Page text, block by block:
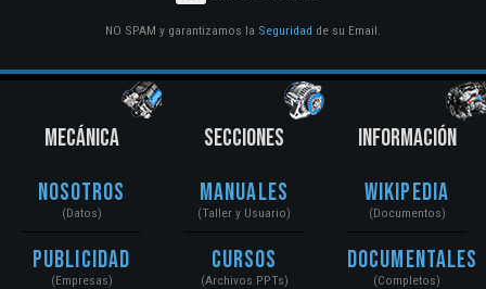
NO SPAM y garantizamos la Seguridad de su Email.
MECÁNICA
Nosotros
(Datos)
Publicidad
(Empresas)
SECCIONES
Manuales
(Taller y Usuario)
Cursos
(Archivos PPTs)
INFORMACIÓN
Wikipedia
(Documentos)
Documentales
(Completos)